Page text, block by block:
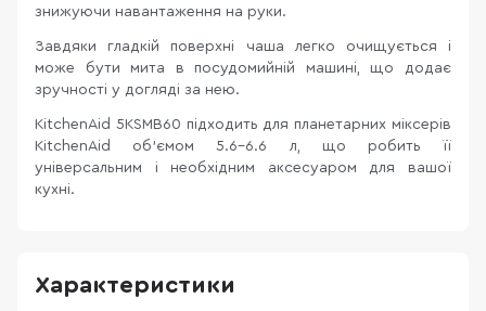
знижуючи навантаження на руки.
Завдяки гладкій поверхні чаша легко очищується і
може бути мита в посудомийній машині, що додає
зручності у догляді за нею.
KitchenAid 5KSMB60 підходить для планетарних міксерів
KitchenAid об'ємом 5.6-6.6 л, що робить її
універсальним і необхідним аксесуаром для вашої
кухні.
Характеристики